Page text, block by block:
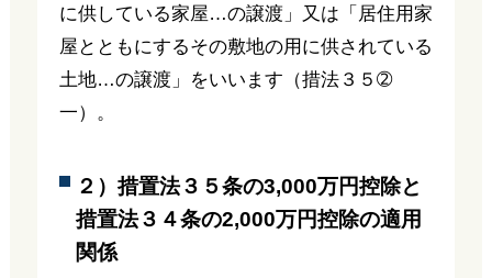
に供している家屋…の譲渡」又は「居住用家
屋とともにするその敷地の用に供されている
土地…の譲渡」をいいます（措法３５➁
一）。
２）措置法３５条の3,000万円控除と
措置法３４条の2,000万円控除の適用
関係